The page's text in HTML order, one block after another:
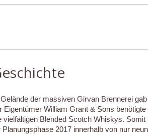
der massiven Girvan Brennerei gab
Eigentümer William Grant & Sons benötigte
vielfältigen Blended Scotch Whiskys. Somit
2017 innerhalb von nur neun